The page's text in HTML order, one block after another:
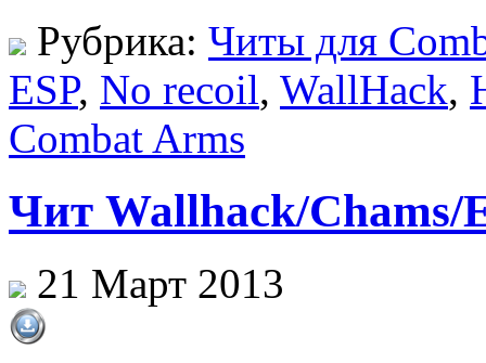
Рубрика: Читы для
ESP, No recoil, WallHack,
Combat Arms
Чит Wallhack/Chams/
21 Март 2013